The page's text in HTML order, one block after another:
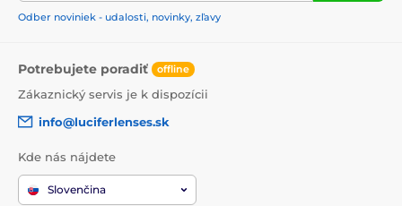
V našej ponuke nájdeteširoký výber originálnych
produktov Mixsoon , dovezených priamo z Kórey. Či už
hľadáte hydratačnú a regeneračnú esenciu, sérum s
kyselinou hyalurónovou alebo upokojujúcu starostlivosť s
centellou,
Mixsoon
Objavte krásu jednoduchosti a silu prírody s
zdravú, vyváženú a žiarivú pleť každý deň.
Odber noviniek - udalosti, novinky, zľavy
Potrebujete poradiť offline
Zákaznický servis je k dispozícii
info@luciferlenses.sk
Kde nás nájdete
Slovenčina